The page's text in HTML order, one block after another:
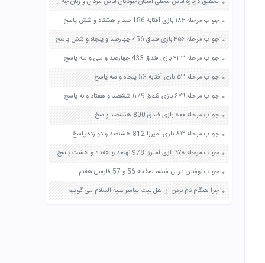
جواب مرحله ۱۸۶ بازی آفتابه 186 صد و هشتاد و شش پاسخ
جواب مرحله ۴۵۶ بازی فندق 456 چهارصد و پنجاه و شش پاسخ
جواب مرحله ۴۳۳ بازی فندق 433 چهارصد و سی و سه پاسخ
جواب مرحله ۵۳ بازی آفتابه 53 پنجاه و سه پاسخ
جواب مرحله ۶۷۹ بازی فندق 679 ششصد و هفتاد و نه پاسخ
جواب مرحله ۸۰۰ بازی فندق 800 هشتصد پاسخ
جواب مرحله ۸۱۲ بازی آمیرزا 812 هشتصد و دوازده پاسخ
جواب مرحله ۹۷۸ بازی آمیرزا 978 نهصد و هفتاد و هشت پاسخ
جواب نوشتن درس ششم صفحه 56 و 57 فارسی هفتم
چرا هنگام نام بردن از اهل بیت پیامبر علیه السلام می گوییم